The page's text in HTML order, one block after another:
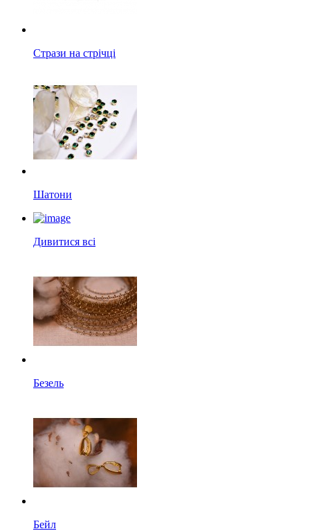
Стрази на стрічці
Шатони
Дивитися всі
Безель
Бейл